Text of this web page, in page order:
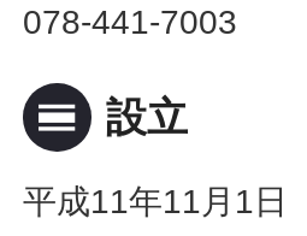
078-441-7003
calendar_view_day 設立
平成11年11月1日